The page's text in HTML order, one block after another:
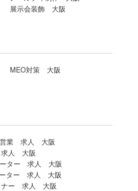
展示会装飾 大阪
MEO対策 大阪
営業 求人 大阪
人 大阪
ーター 求人 大阪
ーター 求人 大阪
ナー 求人 大阪